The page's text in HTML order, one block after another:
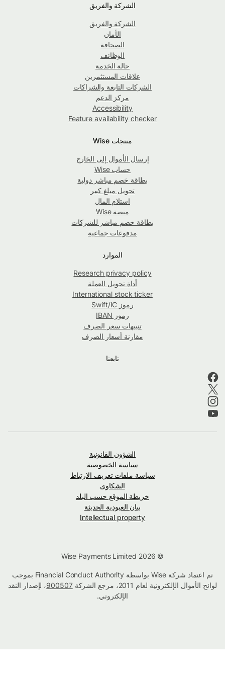
الشركة والفريق
الشركة والفريق
الأمان
الصحافة
الوظائف
حالة الخدمة
علاقات المستثمرين
الشركات التابعة والشراكات
مركز الدعم
Accessibility
Feature availability checker
منتجات Wise
إرسال الأموال إلى الخارج
حساب Wise
بطاقة خصم مباشر دولية
تحويل مبلغ كبير
استلام المال
منصة Wise
بطاقة خصم مباشر للشركات
مدفوعات جماعية
الموارد
Research privacy policy
أداة تحويل العملة
International stock ticker
رموز Swift/IC
رموز IBAN
تنبيهات سعر الصرف
مقارنة أسعار الصرف
تابعنا
الشؤون القانونية
سياسة الخصوصية
سياسة ملفات تعريف الارتباط
الشكاوى
خريطة الموقع حسب البلد
بيان العبودية الحديثة
Intellectual property
تم اعتماد شركة Wise بواسطة Financial Conduct Authority بموجب
لوائح الأموال الإلكترونية لعام 2011، مرجع الشركة
900507، لإصدار النقد
الإلكتروني.